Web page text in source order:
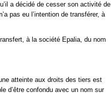
a décidé de cesser son activité de
pas eu l’intention de transférer, à
à la société Epalia, du nom
atteinte aux droits des tiers est
d’être confondu avec un nom sur